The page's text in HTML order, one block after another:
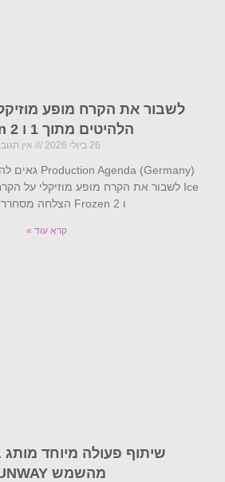
לשבור את הקרח מופע
הלהיטים מתוך 1 ו Frozen 2
26 ביולי 2026 אין
ו Frozen 2 הצלחה מסחררת ב-20
קרא עוד »
שיתוף פעולה מיוחד מותג
מהשמש SUNWAY